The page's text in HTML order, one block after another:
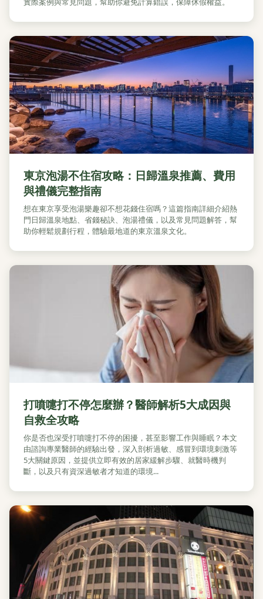
東京泡湯不住宿攻略：日歸溫泉推薦、費用
與禮儀完整指南
想在東京享受泡湯樂趣卻不想花錢住宿嗎？這篇指南詳細介紹熱
門日歸溫泉地點、省錢秘訣、泡湯禮儀，以及常見問題解答，幫
助你輕鬆規劃行程，體驗最地道的東京溫泉文化。
打噴嚏打不停怎麼辦？醫師解析5大成因與
自救全攻略
你是否也深受打噴嚏打不停的困擾，甚至影響工作與睡眠？本文
由諮詢專業醫師的經驗出發，深入剖析過敏、感冒到環境刺激等
5大關鍵原因，並提供立即有效的居家緩解步驟、就醫時機判
斷，以及只有資深過敏者才知道的環境...